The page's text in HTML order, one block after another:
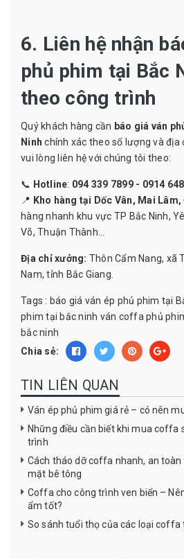
6. Liên hệ nhận
phủ phim tại Bắc
theo công trình
Quý khách hàng cần báo giá ván
Ninh chính xác theo số lượng và địa
vui lòng liên hệ với chúng tôi theo:
📞 Hotline: 094 339 7899 - 0914
📍 Kho hàng tại Dốc Vân, Mai
hàng nhanh khu vực TP Bắc Ninh,
Võ, Thuận Thành...
Địa chỉ xưởng: Thôn Cẩm Nang, xã
Nam, tỉnh Bắc Giang.
Tags : báo giá ván ép phủ phim tại
phim tại bắc ninh ván coffa phủ
bắc ninh
Chia sẻ:
TIN LIÊN QUAN
Ván ép phủ phim giá rẻ – có nên
Những điều cần biết khi mua coffa
trình
Cách tháo dỡ coffa nhanh, an toàn
mặt bê tông
Coffa cho công trình ven biển –
ẩm tốt?
So sánh tuổi thọ của các loại